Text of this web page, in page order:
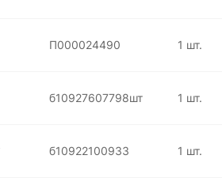
П000024490 1 шт.
б10927607798шт 1 шт.
б10922100933 1 шт.